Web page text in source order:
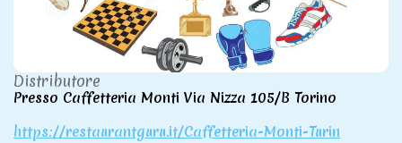
Distributore
Presso Caffetteria Monti Via Nizza 105/B Torino
https://restaurantguru.it/Caffetteria-Monti-Turin